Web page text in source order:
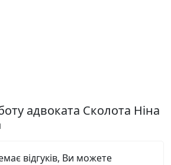
адвоката Сколота Ніна
відгуків, Ви можете